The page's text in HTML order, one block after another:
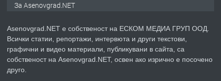
преди 2 години
ПРЕДЛАГА
Давам индивидуалани уроци по
За Asenovgrad.NET
Asenovgrad.NET е собственост на ЕСКОМ МЕДИА ГРУП ООД.
Всички статии, репортажи, интервюта и други текстови,
графични и видео материали, публикувани в сайта, са
собственост на Asenovgrad.NET, освен ако изрично е посочено
друго.